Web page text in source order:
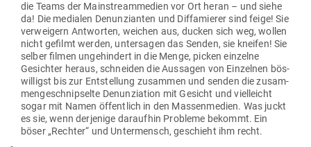
die Teams der Main­stream­m­edien vor Ort heran – und siehe
da! Die medialen Denun­zi­anten und Dif­fa­mierer sind feige! Sie
ver­weigern Ant­worten, weichen aus, ducken sich weg, wollen
nicht gefilmt werden, unter­sagen das Senden, sie kneifen! Sie
selber filmen unge­hindert in die Menge, picken ein­zelne
Gesichter heraus, schneiden die Aus­sagen von Ein­zelnen bös­
wil­ligst bis zur Ent­stellung zusammen und senden die zusam­
men­ge­schnip­selte Denun­ziation mit Gesicht und viel­leicht
sogar mit Namen öffentlich in den Mas­sen­medien. Was juckt
es sie, wenn der­jenige dar­aufhin Pro­bleme bekommt. Ein
böser „Rechter“ und Unter­mensch, geschieht ihm recht.